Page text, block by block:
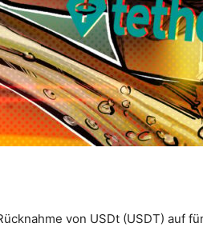
von USDt (USDT) auf